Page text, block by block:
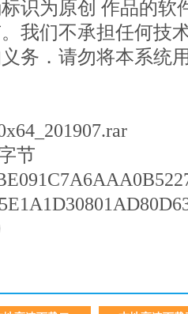
识为原创 作品的软
我们不承担任何技
务．请勿将本系统
节